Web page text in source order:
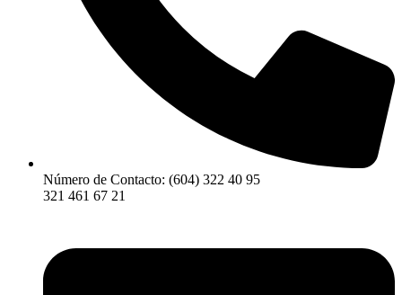
Número de Contacto: (604) 322 40 95
321 461 67 21